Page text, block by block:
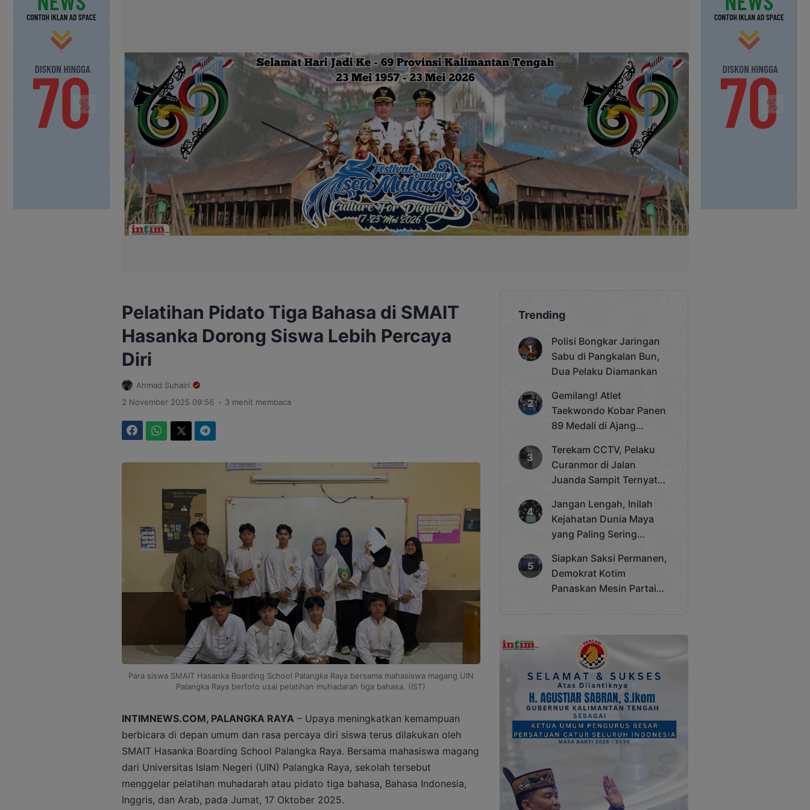
Pelatihan Pidato Tiga Bahasa di SMAIT
Hasanka Dorong Siswa Lebih Percaya
Diri
Ahmad Suhairi
2 November 2025 09:56 . 3 menit membaca
Para siswa SMAIT Hasanka Boarding School Palangka Raya bersama mahasiswa magang UIN
Palangka Raya berfoto usai pelatihan muhadarah tiga bahasa. (IST)
INTIMNEWS.COM, PALANGKA RAYA– Upaya meningkatkan kemampuan
berbicara di depan umum dan rasa percaya diri siswa terus dilakukan oleh
SMAIT Hasanka Boarding School Palangka Raya. Bersama mahasiswa magang
dari Universitas Islam Negeri (UIN) Palangka Raya, sekolah tersebut
menggelar pelatihan muhadarah atau pidato tiga bahasa, Bahasa Indonesia,
Inggris, dan Arab, pada Jumat, 17 Oktober 2025.
Trending
Polisi Bongkar Jaringan
Sabu di Pangkalan Bun,
Dua Pelaku Diamankan
Gemilang! Atlet
Taekwondo Kobar Panen
89 Medali di Ajang
Cup 2025
Terekam CCTV, Pelaku
Curanmor di Jalan
Juanda Sampit Ternyata
Jangan Lengah, Inilah
Kejahatan Dunia Maya
yang Paling Sering
Siapkan Saksi Permanen,
Demokrat Kotim
Panaskan Mesin Partai